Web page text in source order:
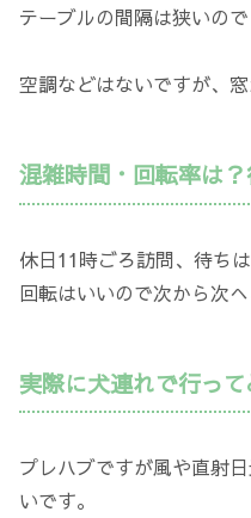
テーブルの間隔は狭いの
空調などはないですが、
混雑時間・回転率は
休日11時ごろ訪問、待ち
回転はいいので次から次
実際に犬連れで行っ
プレハブですが風や直射
いです。